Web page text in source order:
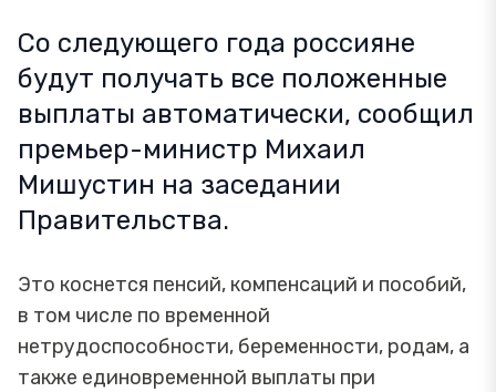
Со следующего года россияне
будут получать все положенные
выплаты автоматически, сообщил
премьер-министр Михаил
Мишустин на заседании
Правительства.
Это коснется пенсий, компенсаций и пособий,
в том числе по временной
нетрудоспособности, беременности, родам, а
также единовременной выплаты при